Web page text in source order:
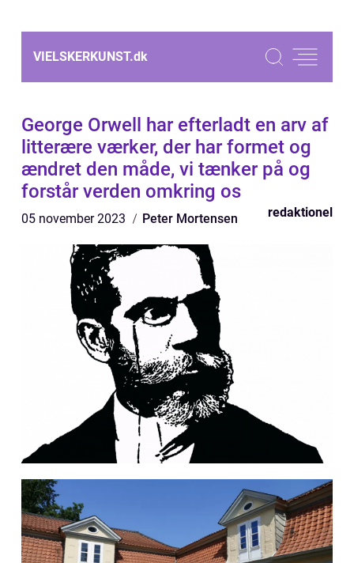
VIELSKERKUNST.dk
George Orwell har efterladt en arv af
litterære værker, der har formet og
ændret den måde, vi tænker på og
forstår verden omkring os
05 november 2023 Peter Mortensen redaktionel